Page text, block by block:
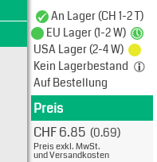
An Lager (CH 1-2 T)
EU Lager (1-2 W)
USA Lager (2-4 W)
Kein Lagerbestand
Auf Bestellung
Produkt
Preis
CHF 6.85 (0.69)
Preis exkl. MwSt.
und Versandkosten